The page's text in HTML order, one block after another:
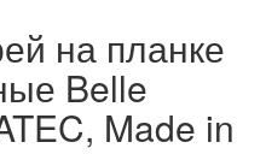
на планке
Belle
Made in